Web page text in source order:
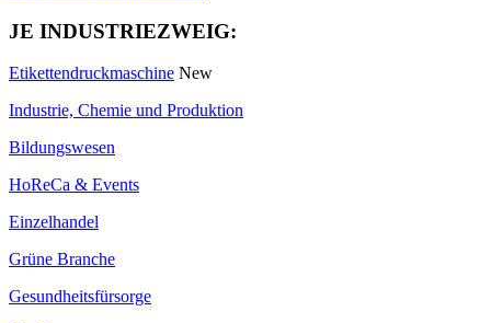
JE INDUSTRIEZWEIG:
Etikettendruckmaschine New
Industrie, Chemie und Produktion
Bildungswesen
HoReCa & Events
Einzelhandel
Grüne Branche
Gesundheitsfürsorge